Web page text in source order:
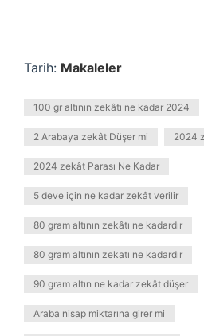
Tarih: Makaleler
100 gr altının zekâtı ne kadar 2024
2 Arabaya zekât Düşer mi 2024
2024 zekât Parası Ne Kadar
5 deve için ne kadar zekât verilir
80 gram altının zekâtı ne kadardır
80 gram altının zekatı ne kadardır
90 gram altın ne kadar zekât düşer
Araba nisap miktarına girer mi